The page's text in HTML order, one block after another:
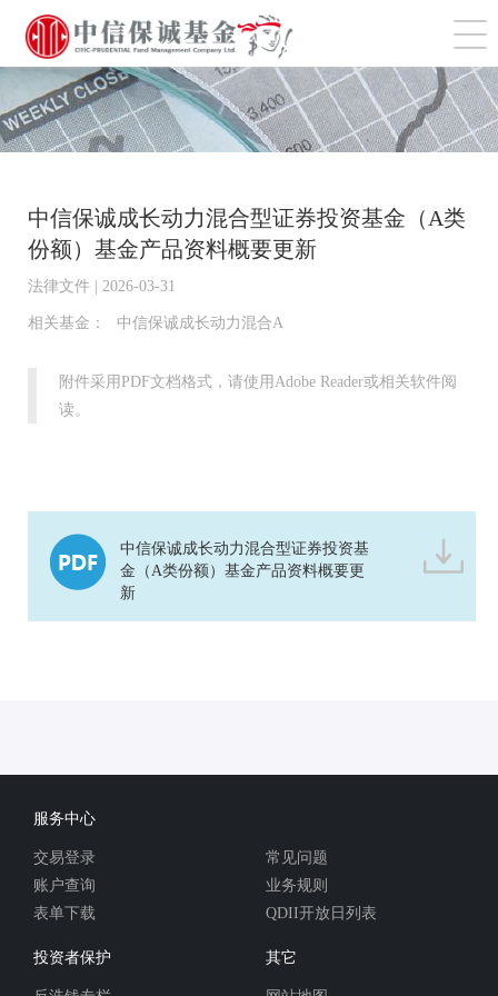
切
中信保诚成长动力混合型证券投资基金（A类
份额）基金产品资料概要更新
法律文件 | 2026-03-31
相关基金： 中信保诚成长动力混合A
附件采用PDF文档格式，请使用Adobe Reader或相关软件阅
读。
中信保诚成长动力混合型证券投资基
金（A类份额）基金产品资料概要更
新
服务中心
交易登录
账户查询
表单下载
常见问题
业务规则
QDII开放日列表
投资者保护 其它